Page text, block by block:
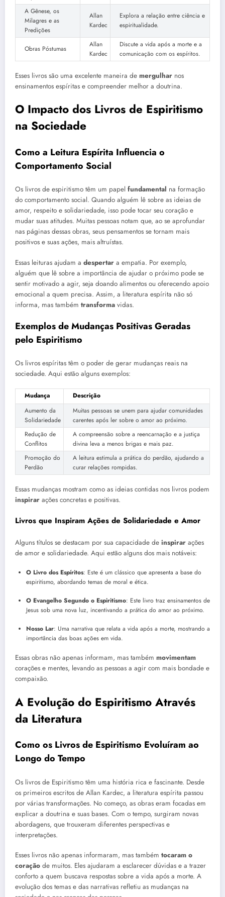
A Gênese, os
Milagres e as
Predições
Allan
Kardec
Explora a relação entre ciência e
espiritualidade.
Obras Póstumas
Allan
Kardec
Discute a vida após a morte e a
comunicação com os espíritos.
Esses livros são uma excelente maneira de mergulhar nos
ensinamentos espíritas e compreender melhor a doutrina.
O Impacto dos Livros de Espiritismo
na Sociedade
Como a Leitura Espírita Influencia o
Comportamento Social
Os livros de espiritismo têm um papel fundamental na formação
do comportamento social. Quando alguém lê sobre as ideias de
amor, respeito e solidariedade, isso pode tocar seu coração e
mudar suas atitudes. Muitas pessoas notam que, ao se aprofundar
nas páginas dessas obras, seus pensamentos se tornam mais
positivos e suas ações, mais altruístas.
Essas leituras ajudam a despertar a empatia. Por exemplo,
alguém que lê sobre a importância de ajudar o próximo pode se
sentir motivado a agir, seja doando alimentos ou oferecendo apoio
emocional a quem precisa. Assim, a literatura espírita não só
informa, mas também transforma vidas.
Exemplos de Mudanças Positivas Geradas
pelo Espiritismo
Os livros espíritas têm o poder de gerar mudanças reais na
sociedade. Aqui estão alguns exemplos:
Mudança
Descrição
Aumento da
Solidariedade
Muitas pessoas se unem para ajudar comunidades
carentes após ler sobre o amor ao próximo.
Redução de
Conflitos
A compreensão sobre a reencarnação e a justiça
divina leva a menos brigas e mais paz.
Promoção do
Perdão
A leitura estimula a prática do perdão, ajudando a
curar relações rompidas.
Essas mudanças mostram como as ideias contidas nos livros podem
inspirar ações concretas e positivas.
Livros que Inspiram Ações de Solidariedade e Amor
Alguns títulos se destacam por sua capacidade de inspirar ações
de amor e solidariedade. Aqui estão alguns dos mais notáveis:
O Livro dos Espíritos: Este é um clássico que apresenta a base do
espiritismo, abordando temas de moral e ética.
O Evangelho Segundo o Espiritismo: Este livro traz ensinamentos de
Jesus sob uma nova luz, incentivando a prática do amor ao próximo.
Nosso Lar: Uma narrativa que relata a vida após a morte, mostrando a
importância das boas ações em vida.
Essas obras não apenas informam, mas também movimentam
corações e mentes, levando as pessoas a agir com mais bondade e
compaixão.
A Evolução do Espiritismo Através
da Literatura
Como os Livros de Espiritismo Evoluíram ao
Longo do Tempo
Os livros de Espiritismo têm uma história rica e fascinante. Desde
os primeiros escritos de Allan Kardec, a literatura espírita passou
por várias transformações. No começo, as obras eram focadas em
explicar a doutrina e suas bases. Com o tempo, surgiram novas
abordagens, que trouxeram diferentes perspectivas e
interpretações.
Esses livros não apenas informaram, mas também tocaram o
coração de muitos. Eles ajudaram a esclarecer dúvidas e a trazer
conforto a quem buscava respostas sobre a vida após a morte. A
evolução dos temas e das narrativas refletiu as mudanças na